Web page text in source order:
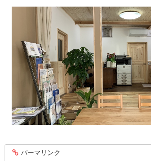
entry118
パーマリンク